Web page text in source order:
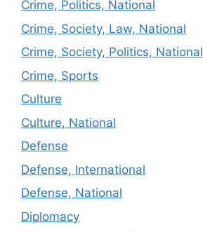
Crime, Politics, National
Crime, Society, Law, National
Crime, Society, Politics, National
Crime, Sports
Culture
Culture, National
Defense
Defense, International
Defense, National
Diplomacy